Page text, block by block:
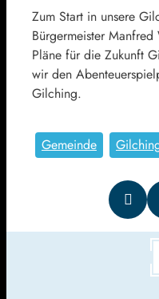
Zum Start in unsere
Bürgermeister
Pläne für die Zukunft
wir den
Gilching.
Gemeinde